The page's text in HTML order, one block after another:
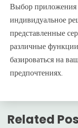
Выбор приложения
индивидуальное
представленные
различные
базироваться на
предпочтениях.
Related